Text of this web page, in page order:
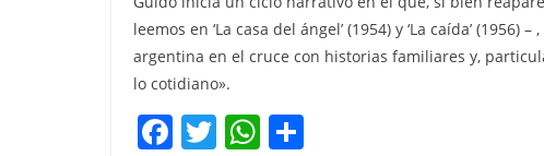
leemos en ‘La casa del ángel’ (1954) y ‘La caída’
argentina en el cruce con historias familiares y,
lo cotidiano».
F T W